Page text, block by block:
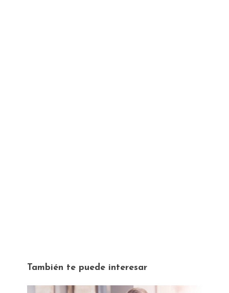
También te puede interesar